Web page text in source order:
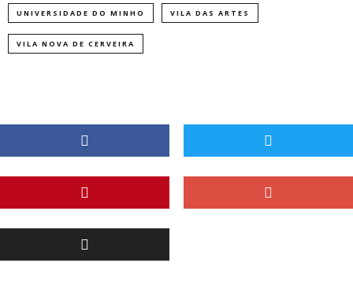
UNIVERSIDADE DO MINHO VILA DAS ARTES
VILA NOVA DE CERVEIRA